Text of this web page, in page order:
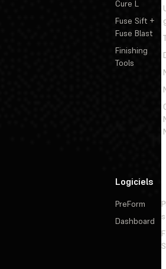
Cure L
Fuse Sift +
Fuse Blast
Finishing
Tools
Logiciels
PreForm
Dashboard